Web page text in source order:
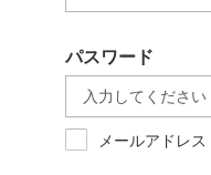
パスワード
メールアドレ